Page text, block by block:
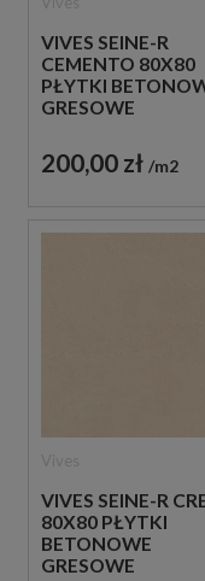
VIVES SEINE-R
CEMENTO 80X80
PŁYTKI
GRESOWE
200,00 zł m2
VIVES SEINE-R
80X80 PŁYTKI
BETONOWE
GRESOWE